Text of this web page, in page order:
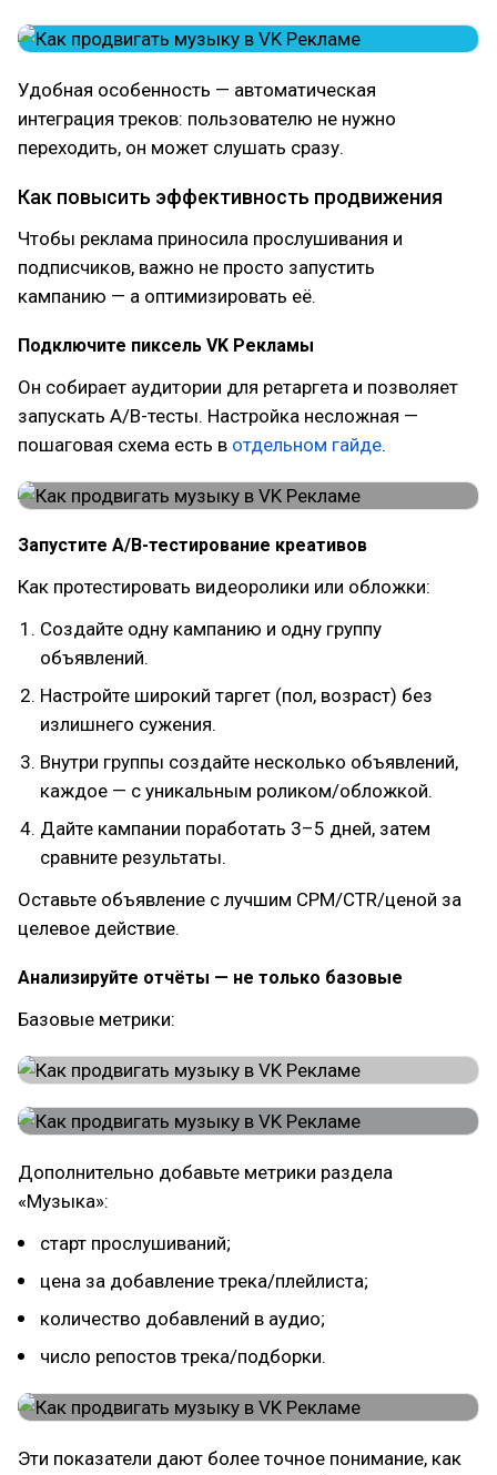
Удобная особенность — автоматическая
интеграция треков: пользователю не нужно
переходить, он может слушать сразу.
Как повысить эффективность продвижения
Чтобы реклама приносила прослушивания и
подписчиков, важно не просто запустить
кампанию — а оптимизировать её.
Подключите пиксель VK Рекламы
Он собирает аудитории для ретаргета и позволяет
запускать A/B-тесты. Настройка несложная —
пошаговая схема есть в отдельном гайде.
Запустите A/B-тестирование креативов
Как протестировать видеоролики или обложки:
Создайте одну кампанию и одну группу
объявлений.
Настройте широкий таргет (пол, возраст) без
излишнего сужения.
Внутри группы создайте несколько объявлений,
каждое — с уникальным роликом/обложкой.
Дайте кампании поработать 3–5 дней, затем
сравните результаты.
Оставьте объявление с лучшим CPM/CTR/ценой за
целевое действие.
Анализируйте отчёты — не только базовые
Базовые метрики:
Дополнительно добавьте метрики раздела
«Музыка»:
старт прослушиваний;
цена за добавление трека/плейлиста;
количество добавлений в аудио;
число репостов трека/подборки.
Эти показатели дают более точное понимание, как